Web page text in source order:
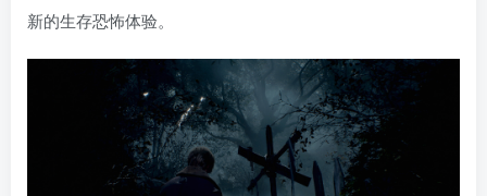
新的生存恐怖体验。